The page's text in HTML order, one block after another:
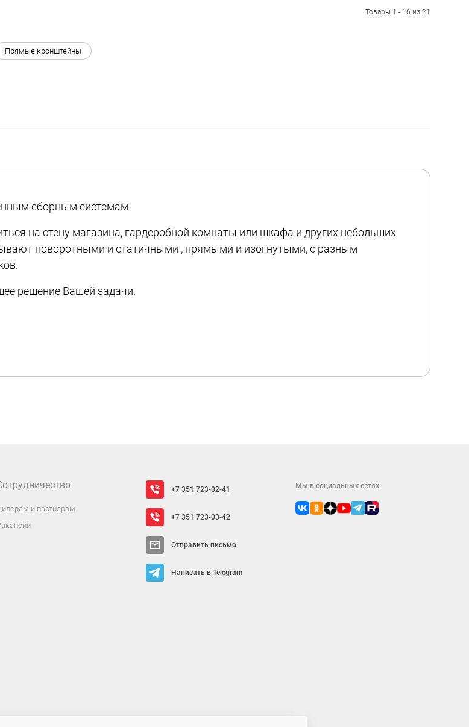
Товары 1 - 16 из 21
Прямые кронштейны
сборным системам.
на стену магазина, гардеробной комнаты или шкафа и других небольших
поворотными и статичными , прямыми и изогнутыми, с разным
решение Вашей задачи.
и партнерам
+7 351 723-02-41
+7 351 723-03-42
Отправить письмо
Написать в Telegram
Мы в социальных сетях